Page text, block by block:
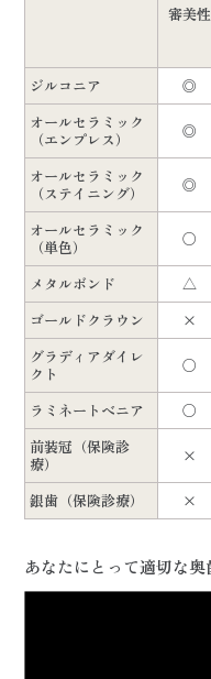
審美性
ジルコニア ◎
オールセラミック
（エンプレス）
◎
オールセラミック
（ステイニング）
◎
オールセラミック
（単色）
○
メタルボンド △
ゴールドクラウン
×
グラディアダイレ
クト
○
ラミネートべニア ○
前装冠（保険診
療）
×
銀歯（保険診療） ×
あなたにとって適切な